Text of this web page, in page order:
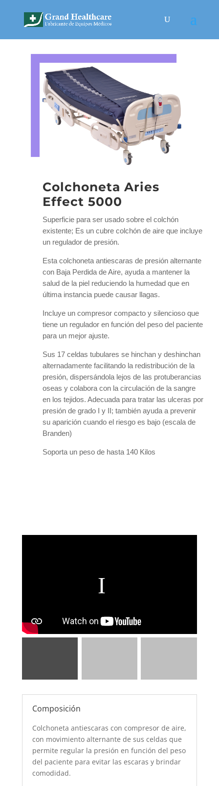
Colchoneta Aries
Effect 5000
Superficie para ser usado sobre el colchón
existente; Es un cubre colchón de aire que incluye
un regulador de presión.
Esta colchoneta antiescaras de presión alternante
con Baja Perdida de Aire, ayuda a mantener la
salud de la piel reduciendo la humedad que en
última instancia puede causar llagas.
Incluye un compresor compacto y silencioso que
tiene un regulador en función del peso del paciente
para un mejor ajuste.
Sus 17 celdas tubulares se hinchan y deshinchan
alternadamente facilitando la redistribución de la
presión, dispersándola lejos de las protuberancias
oseas y colabora con la circulación de la sangre
en los tejidos. Adecuada para tratar las ulceras por
presión de grado I y II; también ayuda a prevenir
su aparición cuando el riesgo es bajo (escala de
Branden)
Soporta un peso de hasta 140 Kilos
Composición
Colchoneta antiescaras con compresor de aire,
con movimiento alternante de sus celdas que
permite regular la presión en función del peso
del paciente para evitar las escaras y brindar
comodidad.